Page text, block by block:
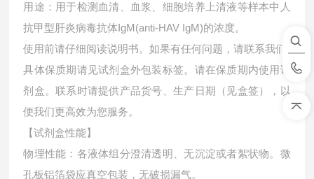
用途：用于检测血清、血浆、细胞培养上清液等样本中 人
抗甲型肝炎病毒抗体IgM(anti-HAV IgM)的浓度。
使用前请仔细阅读说明书。如果有任何问题，请联系我们
具体保质期请见试剂盒外包装标签。请在保质期内使用试
剂盒。联系时请提供产品货号、生产日期（见盒签），以
便我们更高效为您服务。
【试剂盒性能】
物理性能：各液体组分澄清透明、无沉淀或者絮状物。微
孔板铝箔袋应真空包装，无破损漏气。